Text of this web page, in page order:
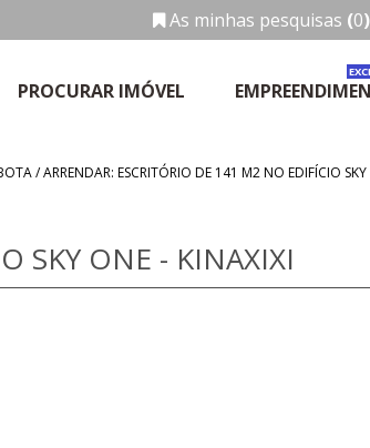
As minhas pesquisas (0)
PROCURAR IMÓVEL
/ARRENDAR: ESCRITÓRIO DE 141 M2 NO EDIFÍCIO
SKY ONE - KINAXIXI